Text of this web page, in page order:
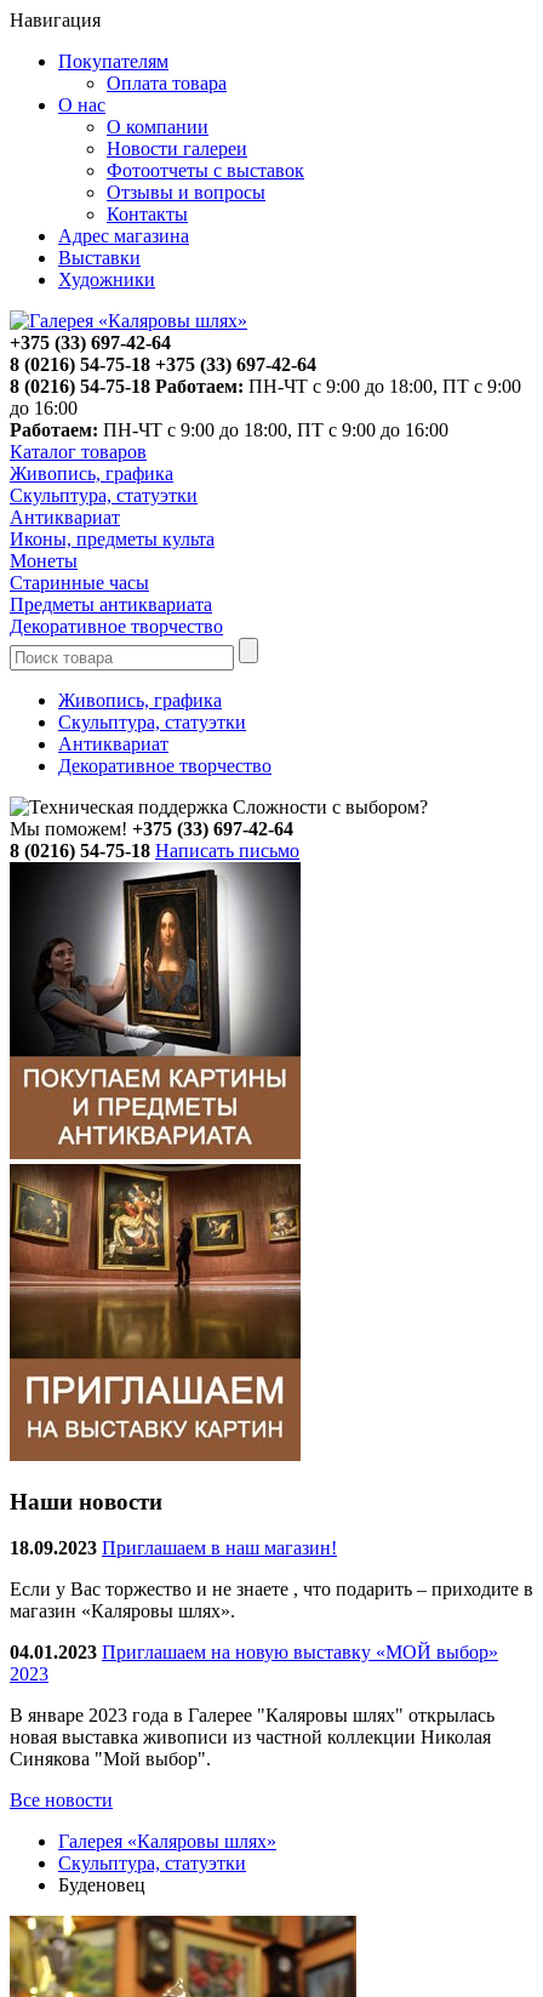
Навигация
Покупателям
Оплата товара
О нас
О компании
Новости галереи
Фотоотчеты с выставок
Отзывы и вопросы
Контакты
Адрес магазина
Выставки
Художники
+375 (33) 697-42-64
8 (0216) 54-75-18 +375 (33) 697-42-64
8 (0216) 54-75-18 Работаем: ПН-ЧТ с 9:00 до 18:00, ПТ с 9:00
до 16:00
Работаем: ПН-ЧТ с 9:00 до 18:00, ПТ с 9:00 до 16:00
Каталог товаров
Живопись, графика
Скульптура, статуэтки
Антиквариат
Иконы, предметы культа
Монеты
Старинные часы
Предметы антиквариата
Декоративное творчество
Живопись, графика
Скульптура, статуэтки
Антиквариат
Декоративное творчество
Сложности с выбором?
Мы поможем! +375 (33) 697-42-64
8 (0216) 54-75-18 Написать письмо
Наши новости
18.09.2023 Приглашаем в наш магазин!
Если у Вас торжество и не знаете , что подарить – приходите в
магазин «Каляровы шлях».
04.01.2023 Приглашаем на новую выставку «МОЙ выбор»
2023
В январе 2023 года в Галерее "Каляровы шлях" открылась
новая выставка живописи из частной коллекции Николая
Синякова "Мой выбор".
Все новости
Галерея «Каляровы шлях»
Скульптура, статуэтки
Буденовец